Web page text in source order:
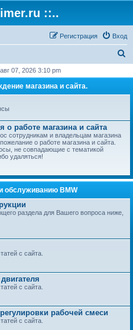
::..
Вход
Регистрация
с
07, 2026 3:10 pm
магазина и сайта.
работе магазина и сайта
сотрудникам и владельцам магазина
о работе магазина и сайта.
не совпадающие с тематикой
удаляться!
обслуживанию BMW
раздела для Вашего вопроса ниже,
с сайта.
с сайта.
рабочей смеси
с сайта.